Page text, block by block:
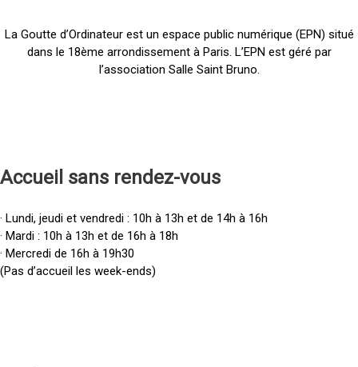
La Goutte d’Ordinateur est un espace public numérique (EPN) situé
dans le 18ème arrondissement à Paris. L’EPN est géré par
l’association Salle Saint Bruno.
Accueil sans rendez-vous
· Lundi, jeudi et vendredi : 10h à 13h et de 14h à 16h
· Mardi : 10h à 13h et de 16h à 18h
· Mercredi de 16h à 19h30
(Pas d’accueil les week-ends)